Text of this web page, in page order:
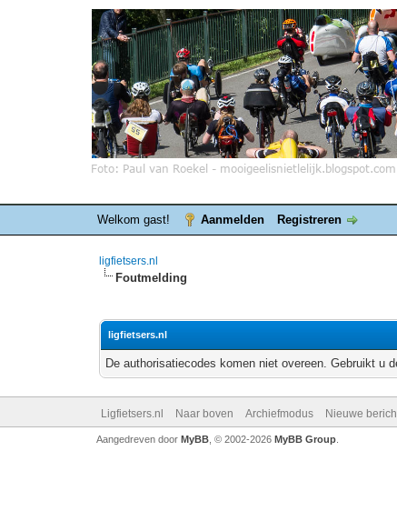
Welkom gast! Aanmelden Registreren
ligfietsers.nl
Foutmelding
ligfietsers.nl
De authorisatiecodes komen niet overeen. Gebruikt u
Ligfietsers.nl Naar boven Archiefmodus Nieuwe
Aangedreven door MyBB, © 2002-2026 MyBB Group.